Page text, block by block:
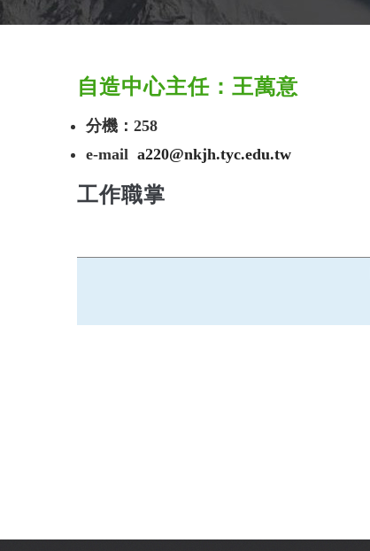
自造中心主任：王萬意
分機：258
e-mail a220@nkjh.tyc.edu.tw
工作職掌